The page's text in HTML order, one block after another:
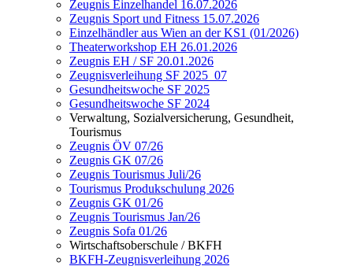
Zeugnis Einzelhandel 16.07.2026
Zeugnis Sport und Fitness 15.07.2026
Einzelhändler aus Wien an der KS1 (01/2026)
Theaterworkshop EH 26.01.2026
Zeugnis EH / SF 20.01.2026
Zeugnisverleihung SF 2025_07
Gesundheitswoche SF 2025
Gesundheitswoche SF 2024
Verwaltung, Sozialversicherung, Gesundheit,
Tourismus
Zeugnis ÖV 07/26
Zeugnis GK 07/26
Zeugnis Tourismus Juli/26
Tourismus Produkschulung 2026
Zeugnis GK 01/26
Zeugnis Tourismus Jan/26
Zeugnis Sofa 01/26
Wirtschaftsoberschule / BKFH
BKFH-Zeugnisverleihung 2026